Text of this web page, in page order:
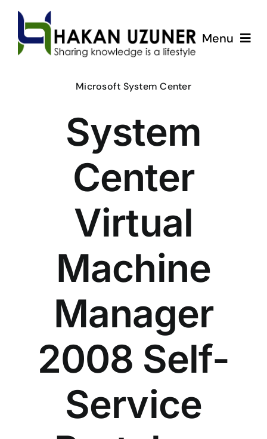
content
Menu
ÇözümPark
Eğitimlerim
İletişim
Microsoft System Center
System
Center
Virtual
Machine
Manager
2008 Self-
Service